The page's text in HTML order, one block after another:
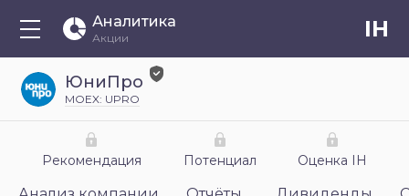
Аналитика
Акции IH
ЮниПро
MOEX: UPRO
Рекомендация Потенциал Оценка IH